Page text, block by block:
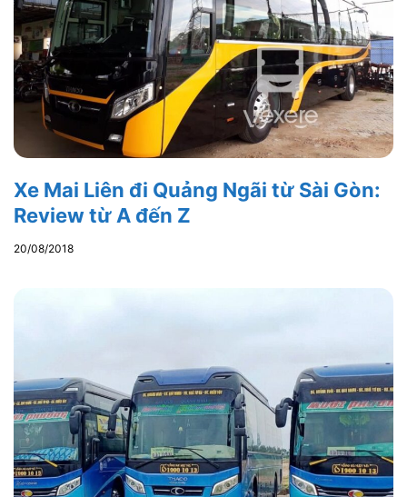
Xe Mai Liên đi Quảng Ngãi từ Sài Gòn:
Review từ A đến Z
20/08/2018